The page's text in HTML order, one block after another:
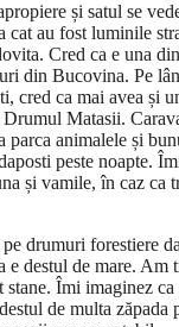
și satul se
cat au fost luminile
Cred ca e una
din Bucovina. Pe
cred ca mai avea și
Matasii.
parca animalele și
peste noapte.
și vamile, în caz ca
drumuri forestiere
destul de mare. Am
stane. Îmi imaginez
de multa zăpada